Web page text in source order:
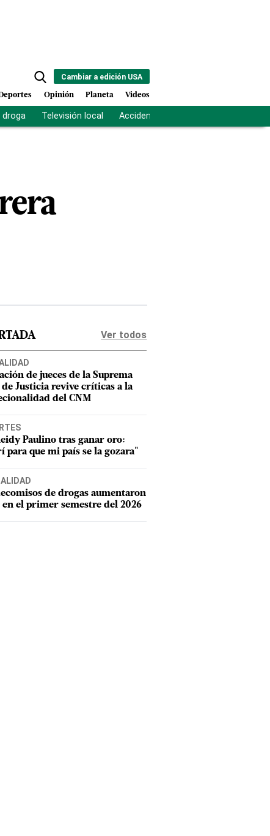
Cambiar a edición USA
Opinión Planeta Videos
droga Televisión local Accidente Los Ríos
Ver todos
de jueces de la Suprema
de Justicia revive críticas a la
del CNM
Paulino tras ganar oro:
para que mi país se la gozara"
de drogas aumentaron
en el primer semestre del 2026